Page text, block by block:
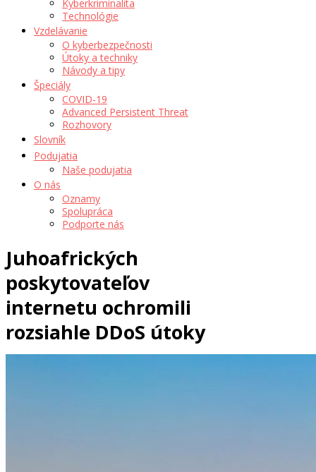
Kyberkriminalita
Technológie
Vzdelávanie
O kyberbezpečnosti
Útoky a techniky
Návody a tipy
Špeciály
COVID-19
Advanced Persistent Threat
Rozhovory
Slovník
Podujatia
Naše podujatia
O nás
Oznamy
Spolupráca
Podporte nás
Juhoafrických
poskytovateľov
internetu ochromili
rozsiahle DDoS útoky